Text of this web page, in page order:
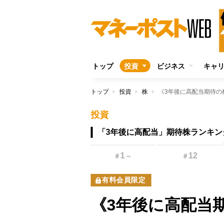
トップ 投資 ビジネス キャ
トップ 投資 株
投資
「3年後に高配当」期待株ランキ
＃ 1 ～ ＃ 12
有料会員限定
《3年後に高配